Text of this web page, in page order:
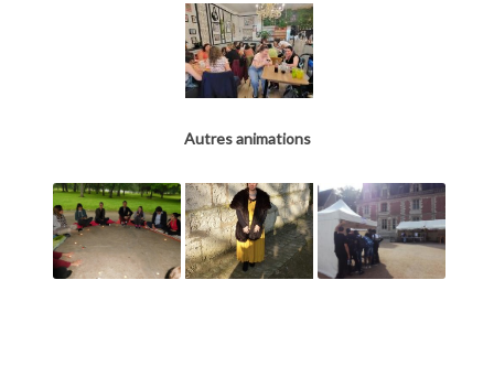
Autres animations